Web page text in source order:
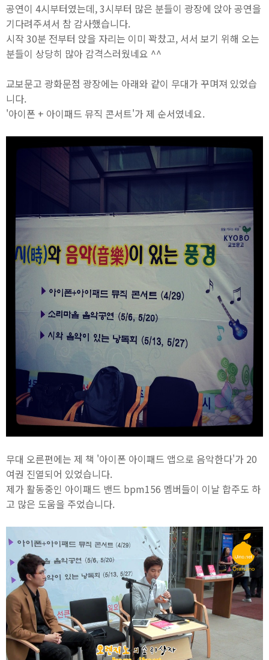
공연이 4시부터였는데, 3시부터 많은 분들이 광장에 앉아 공연을
기다려주셔서 참 감사했습니다.
시작 30분 전부터 앉을 자리는 이미 꽉찼고, 서서 보기 위해 오는
분들이 상당히 많아 감격스러웠네요 ^^
교보문고 광화문점 광장에는 아래와 같이 무대가 꾸며져 있었습
니다.
'아이폰 + 아이패드 뮤직 콘서트'가 제 순서였네요.
무대 오른편에는 제 책 '아이폰 아이패드 앱으로 음악한다'가 20
여권 진열되어 있었습니다.
제가 활동중인 아이패드 밴드 bpm156 멤버들이 이날 합주도 하
고 많은 도움을 주었습니다.